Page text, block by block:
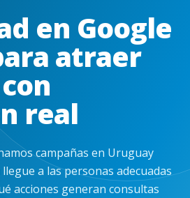
en Google
atraer
real
campañas en Uruguay
a las personas adecuadas
acciones generan consultas